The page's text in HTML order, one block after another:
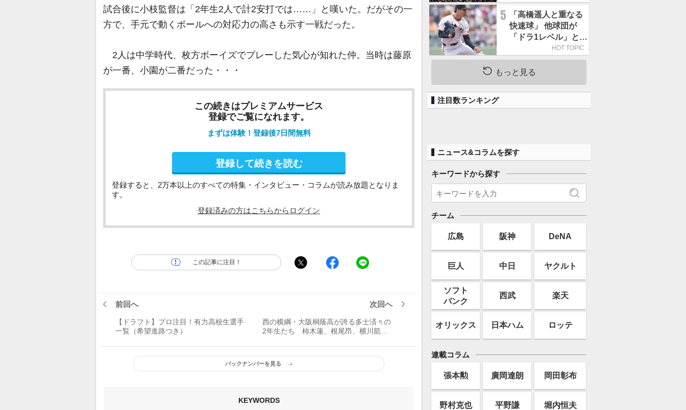
試合後に小枝監督は「2年生2人で計2安打では……」と嘆いた。だがその一
方で、手元で動くボールへの対応力の高さも示す一戦だった。
2人は中学時代、枚方ボーイズでプレーした気心が知れた仲。当時は藤原
が一番、小園が二番だった・・・
この続きはプレミアムサービス
登録でご覧になれます。
まずは体験！登録後7日間無料
登録して続きを読む
登録すると、2万本以上のすべての特集・インタビュー・コラムが読み放題となりま
す。
登録済みの方はこちらからログイン
この記事に注目！
前回へ
【ドラフト】プロ注目！有力高校生選手
一覧（希望進路つき）
次回へ
西の横綱・大阪桐蔭高が誇る多士済々の
2年生たち 柿木蓮、根尾昂、横川凱、
バックナンバーを見る
KEYWORDS
5
「高橋遥人と重なる
快速球」 他球団が
「ドラ1レベル」と評
する巨人の左腕は
HOT TOPIC
もっと見る
注目数ランキング
ニュース&コラムを探す
キーワードから探す
チーム
広島 阪神 DeNA
巨人 中日 ヤクルト
ソフト
バンク
西武 楽天
オリックス 日本ハム ロッテ
連載コラム
張本勲 廣岡達朗 岡田彰布
野村克也 平野謙 堀内恒夫